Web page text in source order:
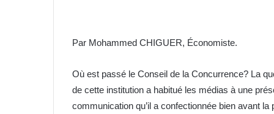
Par Mohammed CHIGUER, Économiste.
Où est passé le Conseil de la Concurrence? La
de cette institution a habitué les médias à une
communication qu’il a confectionnée bien avant